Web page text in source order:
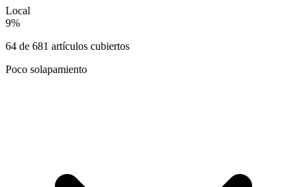
Local
9%
64 de 681 artículos cubiertos
Poco solapamiento